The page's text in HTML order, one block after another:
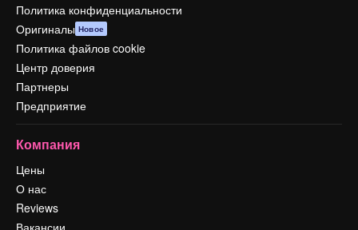
Политика конфиденциальности
Оригиналы Новое
Политика файлов cookie
Центр доверия
Партнеры
Предприятие
Компания
Цены
О нас
Reviews
Вакансии